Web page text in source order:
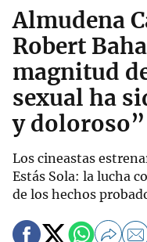
Almudena
Robert
magnitud
sexual ha
y doloroso”
Los cineastas
Estás Sola: la lucha
de los hechos